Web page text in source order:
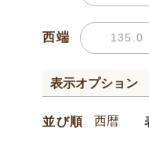
西端
表示オプション
並び順